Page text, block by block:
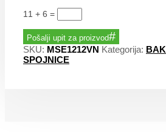
11 + 6 =
Pošalji upit za proizvod
SKU: MSE1212VN Kategorija:
SPOJNICE